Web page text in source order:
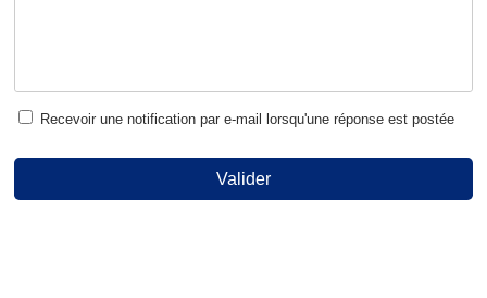
Recevoir une notification par e-mail lorsqu'une réponse est postée
Valider